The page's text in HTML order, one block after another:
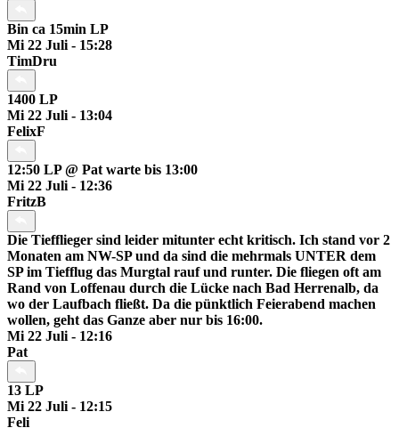
Bin ca 15min LP
Mi 22 Juli - 15:28
TimDru
1400 LP
Mi 22 Juli - 13:04
FelixF
12:50 LP @ Pat warte bis 13:00
Mi 22 Juli - 12:36
FritzB
Die Tiefflieger sind leider mitunter echt kritisch. Ich stand vor 2
Monaten am NW-SP und da sind die mehrmals UNTER dem
SP im Tiefflug das Murgtal rauf und runter. Die fliegen oft am
Rand von Loffenau durch die Lücke nach Bad Herrenalb, da
wo der Laufbach fließt. Da die pünktlich Feierabend machen
wollen, geht das Ganze aber nur bis 16:00.
Mi 22 Juli - 12:16
Pat
13 LP
Mi 22 Juli - 12:15
Feli